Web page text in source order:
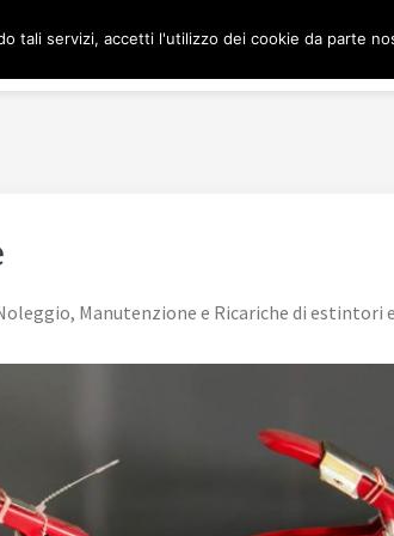
Manutenzione e Ricariche di estintori
tali servizi, accetti l'utilizzo dei cookie da parte